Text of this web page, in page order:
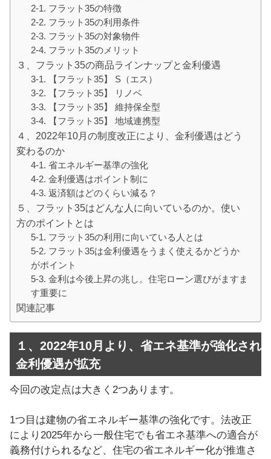
2-1. フラット35の特徴
2-2. フラット35の利用条件
2-3. フラット35の対象物件
2-4. フラット35のメリット
３、フラット35の商品ラインナップと金利優遇
3-1. 【フラット35】 S（エス）
3-2. 【フラット35】 リノベ
3-3. 【フラット35】 維持保全型
3-4. 【フラット35】 地域連携型
４、2022年10月の制度改正により、金利優遇はどう
変わるのか
4-1. 省エネルギー基準の強化
4-2. 金利優遇はポイント制に
4-3. 返済額はどのくらい減る？
５、フラット35はどんな人に向いているのか。使い
方のポイントとは
5-1. フラット35の利用に向いている人とは
5-2. フラット35は金利優遇をうまく使えるかどうか
がポイント
5-3. 金利は今後上昇の兆し。住宅ローン選びがますま
す重要に
関連記事
１、2022年10月より、省エネ基準が強化され
金利優遇が拡充
今回の改定点は大きく2つあります。
1つ目は建物の省エネルギー基準の強化です。法改正
により2025年から一般住宅でも省エネ基準への適合が
義務付けられるなど、住宅の省エネルギー化が推進さ